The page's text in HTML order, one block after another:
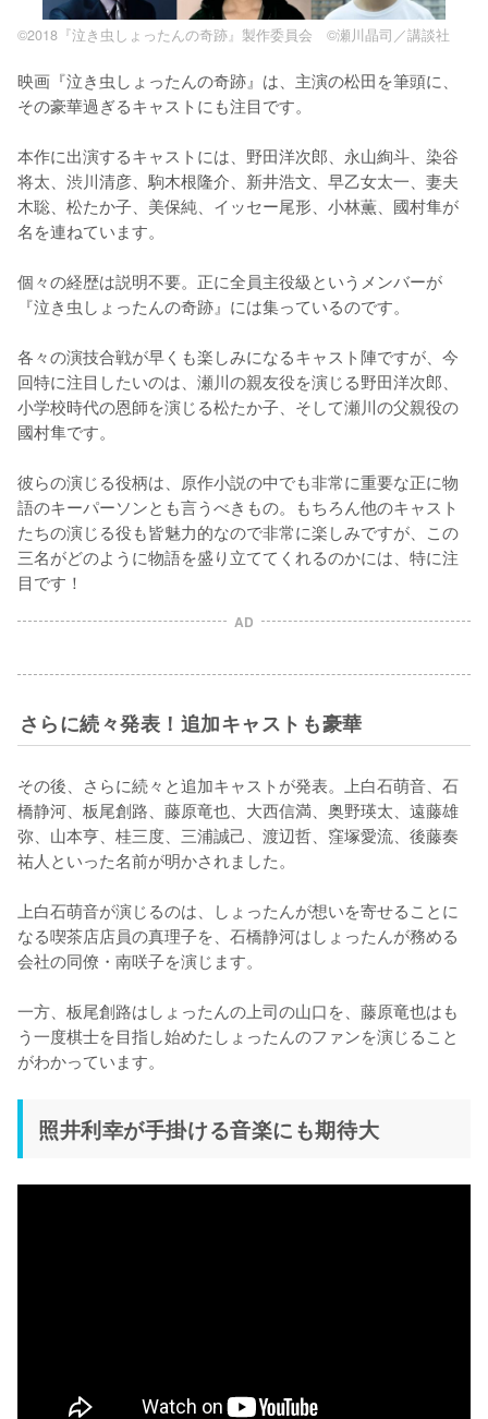
©2018『泣き虫しょったんの奇跡』製作委員会 ©瀬川晶司／講談社
映画『泣き虫しょったんの奇跡』は、主演の松田を筆頭に、
その豪華過ぎるキャストにも注目です。
本作に出演するキャストには、野田洋次郎、永山絢斗、染谷
将太、渋川清彦、駒木根隆介、新井浩文、早乙女太一、妻夫
木聡、松たか子、美保純、イッセー尾形、小林薫、國村隼が
名を連ねています。
個々の経歴は説明不要。正に全員主役級というメンバーが
『泣き虫しょったんの奇跡』には集っているのです。
各々の演技合戦が早くも楽しみになるキャスト陣ですが、今
回特に注目したいのは、瀬川の親友役を演じる野田洋次郎、
小学校時代の恩師を演じる松たか子、そして瀬川の父親役の
國村隼です。
彼らの演じる役柄は、原作小説の中でも非常に重要な正に物
語のキーパーソンとも言うべきもの。もちろん他のキャスト
たちの演じる役も皆魅力的なので非常に楽しみですが、この
三名がどのように物語を盛り立ててくれるのかには、特に注
目です！
AD
さらに続々発表！追加キャストも豪華
その後、さらに続々と追加キャストが発表。上白石萌音、石
橋静河、板尾創路、藤原竜也、大西信満、奥野瑛太、遠藤雄
弥、山本亨、桂三度、三浦誠己、渡辺哲、窪塚愛流、後藤奏
祐人といった名前が明かされました。
上白石萌音が演じるのは、しょったんが想いを寄せることに
なる喫茶店店員の真理子を、石橋静河はしょったんが務める
会社の同僚・南咲子を演じます。
一方、板尾創路はしょったんの上司の山口を、藤原竜也はも
う一度棋士を目指し始めたしょったんのファンを演じること
がわかっています。
照井利幸が手掛ける音楽にも期待大